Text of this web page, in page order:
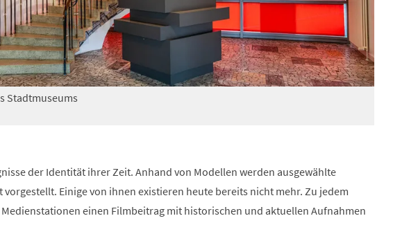
Stadtmuseums
der Identität ihrer Zeit. Anhand von Modellen werden ausgewählte
vorgestellt. Einige von ihnen existieren heute bereits nicht mehr. Zu jedem
einen Filmbeitrag mit historischen und aktuellen Aufnahmen